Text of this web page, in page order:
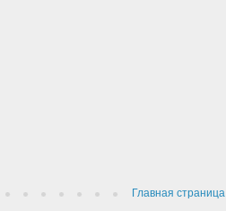
Главная страница